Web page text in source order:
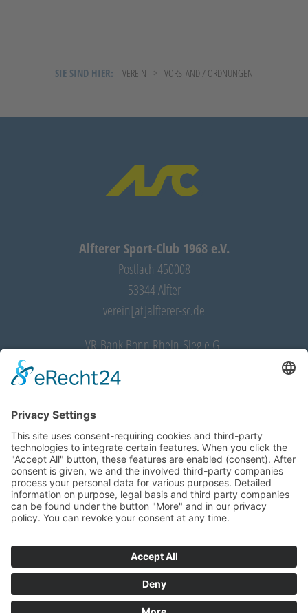
SIE SIND HIER: VEREIN VORSTAND / ORDNUNGEN
Alfterer Sport-Club 1968 e.V.
Postfach 450008
53344 Alfter
verein[at]alfterer-sc.de
VR-Bank Bonn Rhein-Sieg e.G.
IBAN: DE28 3706 9520 0032 5350 11
BIC: GENODED1RST
START
VEREIN
WINTERLAUFSERIE
ABTEILUNGEN
NEWS
KONTAKT
DATENSCHUTZERKLÄRUNG
COOKIE-EINSTELLUNGEN